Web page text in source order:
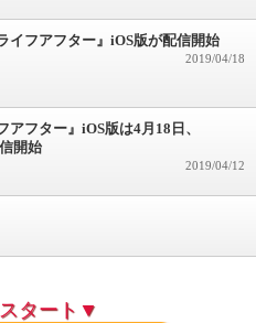
イフアフター』iOS版が配信開始
2019/04/18
フター』iOS版は4月18日、
開始
2019/04/12
タート▼